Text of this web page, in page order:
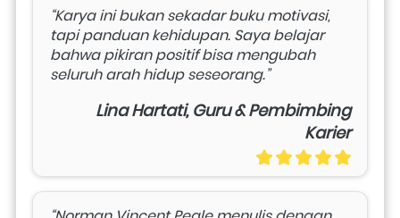
“Karya ini bukan sekadar buku motivasi,
tapi panduan kehidupan. Saya belajar
bahwa pikiran positif bisa mengubah
seluruh arah hidup seseorang.”
Lina Hartati, Guru & Pembimbing
Karier